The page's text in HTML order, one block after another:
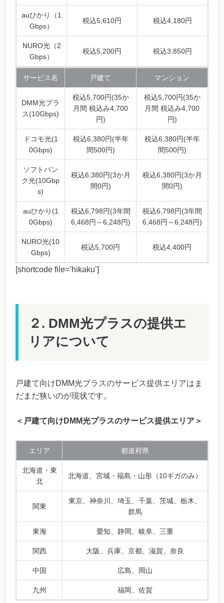
auひかり（1
Gbps）
税込5,610円 税込4,180円
NURO光（2
Gbps）
税込5,200円 税込3,850円
サービス名 戸建て マンション
DMM光プラ
ス(10Gbps)
税込5,700円(35か
月間 税込み4,700
円)
税込5,700円(35か
月間 税込み4,700
円)
ドコモ光(1
0Gbps)
税込6,380円(半年
間500円)
税込6,380円(半年
間500円)
ソフトバン
ク光(10Gbp
s)
税込6,380円(3か月
間0円)
税込6,380円(3か月
間0円)
auひかり(1
0Gbps)
税込6,798円(3年間
6,468円～6,248円)
税込6,798円(3年間
6,468円～6,248円)
NURO光(10
Gbps)
税込5,700円 税込4,400円
[shortcode file=’hikaku’]
２. DMM光プラスの提供エ
リアについて
戸建て向けDMM光プラスのサービス提供エリアはま
だまだ狭いのが現状です。
＜戸建て向けDMM光プラスのサービス提供エリア＞
エリア 都道府県
北海道・東
北
北海道、宮城・福島・山形（10ギガのみ）
関東
東京、神奈川、埼玉、千葉、茨城、栃木、
群馬
東海 愛知、静岡、岐阜、三重
関西 大阪、兵庫、京都、滋賀、奈良
中国 広島、岡山
九州 福岡、佐賀